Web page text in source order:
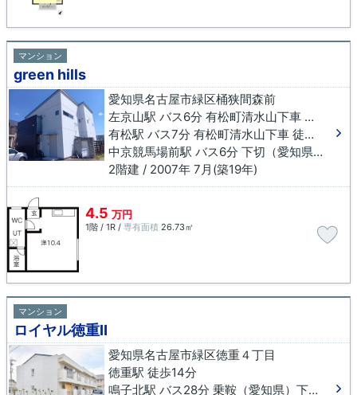
マンション
green hills
愛知県名古屋市緑区桶狭間森前
左京山駅 バス6分 有松町清水山下車 徒歩4分
有松駅 バス7分 有松町清水山下車 徒歩4分
中京競馬場前駅 バス6分 下切（愛知県）下車 徒歩8分
2階建 / 2007年 7月(築19年)
4.5 万円
1階 / 1R / 専有面積 26.73㎡
マンション
ロイヤル徳重Ⅱ
愛知県名古屋市緑区徳重４丁目
徳重駅 徒歩14分
鳴子北駅 バス28分 乗鞍（愛知県）下車 徒歩8分